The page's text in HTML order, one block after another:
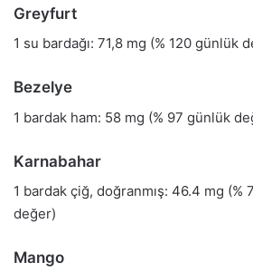
Greyfurt
1 su bardağı: 71,8 mg (% 120 günlük
Bezelye
1 bardak ham: 58 mg (% 97 günlük
Karnabahar
1 bardak çiğ, doğranmış: 46.4 mg (%
değer)
Mango